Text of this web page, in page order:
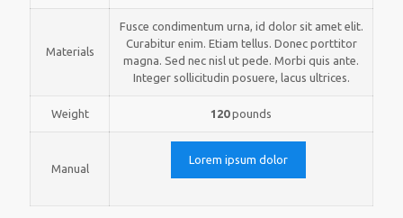
Materials
Fusce condimentum urna, id dolor sit amet elit.
Curabitur enim. Etiam tellus. Donec porttitor
magna. Sed nec nisl ut pede. Morbi quis ante.
Integer sollicitudin posuere, lacus ultrices.
Weight 120pounds
Manual
Lorem ipsum dolor